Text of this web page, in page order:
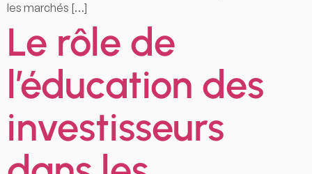
les marchés […]
Le rôle de
l’éducation des
investisseurs